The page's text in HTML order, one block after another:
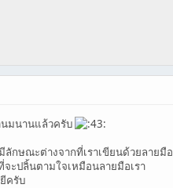
มนานแล้วครับ
ลักษณะต่างจากที่เราเขียนด้วยลายมือ
ะปลิ้นตามใจเหมือนลายมือเรา
ครับ